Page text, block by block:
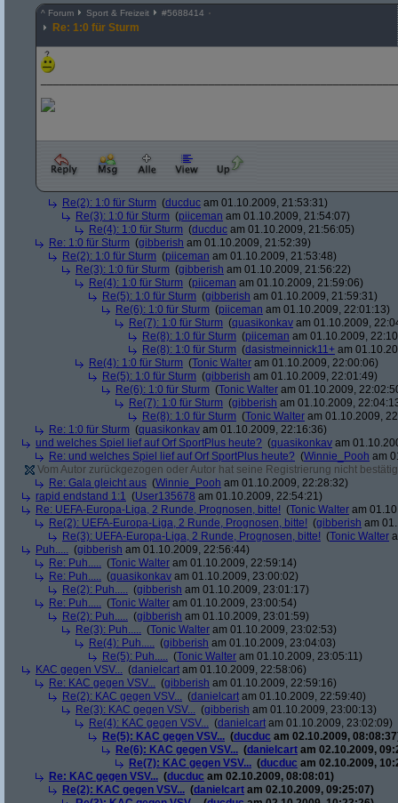
^ Forum Sport & Freizeit #5688414
Re: 1:0 für Sturm
Re(2): 1:0 für Sturm (ducduc am 01.10.2009, 21:53:31)
Re(3): 1:0 für Sturm (piiceman am 01.10.2009, 21:54:07)
Re(4): 1:0 für Sturm (ducduc am 01.10.2009, 21:56:05)
Re: 1:0 für Sturm (gibberish am 01.10.2009, 21:52:39)
Re(2): 1:0 für Sturm (piiceman am 01.10.2009, 21:53:48)
Re(3): 1:0 für Sturm (gibberish am 01.10.2009, 21:56:22)
Re(4): 1:0 für Sturm (piiceman am 01.10.2009, 21:59:06)
Re(5): 1:0 für Sturm (gibberish am 01.10.2009, 21:59:31)
Re(6): 1:0 für Sturm (piiceman am 01.10.2009, 22:01:13)
Re(7): 1:0 für Sturm (quasikonkav am 01.10.2009,
Re(8): 1:0 für Sturm (piiceman am 01.10.2009,
Re(8): 1:0 für Sturm (dasistmeinnick11+ am
Re(4): 1:0 für Sturm (Tonic Walter am 01.10.2009, 22:00:06)
Re(5): 1:0 für Sturm (gibberish am 01.10.2009, 22:01:49)
Re(6): 1:0 für Sturm (Tonic Walter am 01.10.2009,
Re(7): 1:0 für Sturm (gibberish am 01.10.2009,
Re(8): 1:0 für Sturm (Tonic Walter am 01.10.2009,
Re: 1:0 für Sturm (quasikonkav am 01.10.2009, 22:16:36)
und welches Spiel lief auf Orf SportPlus heute? (quasikonkav am
Re: und welches Spiel lief auf Orf SportPlus heute? (Winnie_Pooh am
Vom Autor zurückgezogen oder Autor hat seine Registrierung nicht
Re: Gala gleicht aus (Winnie_Pooh am 01.10.2009, 22:28:32)
rapid endstand 1:1 (User135678 am 01.10.2009, 22:54:21)
Re: UEFA-Europa-Liga, 2 Runde, Prognosen, bitte! (Tonic Walter am
Re(2): UEFA-Europa-Liga, 2 Runde, Prognosen, bitte! (gibberish am
Re(3): UEFA-Europa-Liga, 2 Runde, Prognosen, bitte! (Tonic Walter
Puh..... (gibberish am 01.10.2009, 22:56:44)
Re: Puh..... (Tonic Walter am 01.10.2009, 22:59:14)
Re: Puh..... (quasikonkav am 01.10.2009, 23:00:02)
Re(2): Puh..... (gibberish am 01.10.2009, 23:01:17)
Re: Puh..... (Tonic Walter am 01.10.2009, 23:00:54)
Re(2): Puh..... (gibberish am 01.10.2009, 23:01:59)
Re(3): Puh..... (Tonic Walter am 01.10.2009, 23:02:53)
Re(4): Puh..... (gibberish am 01.10.2009, 23:04:03)
Re(5): Puh..... (Tonic Walter am 01.10.2009, 23:05:11)
KAC gegen VSV... (danielcart am 01.10.2009, 22:58:06)
Re: KAC gegen VSV... (gibberish am 01.10.2009, 22:59:16)
Re(2): KAC gegen VSV... (danielcart am 01.10.2009, 22:59:40)
Re(3): KAC gegen VSV... (gibberish am 01.10.2009, 23:00:13)
Re(4): KAC gegen VSV... (danielcart am 01.10.2009, 23:02:09)
Re(5): KAC gegen VSV... (ducduc am 02.10.2009,
Re(6): KAC gegen VSV... (danielcart am 02.10.2009,
Re(7): KAC gegen VSV... (ducduc am 02.10.2009,
Re: KAC gegen VSV... (ducduc am 02.10.2009, 08:08:01)
Re(2): KAC gegen VSV... (danielcart am 02.10.2009, 09:25:07)